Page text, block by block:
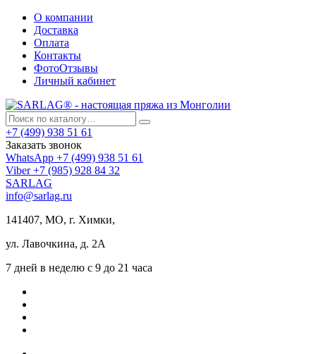
О компании
Доставка
Оплата
Контакты
ФотоОтзывы
Личный кабинет
+7 (499) 938 51 61
Заказать звонок
WhatsApp +7 (499) 938 51 61
Viber +7 (985) 928 84 32
SARLAG
info@sarlag.ru
141407, МО, г. Химки,
ул. Лавочкина, д. 2А
7 дней в неделю с 9 до 21 часа